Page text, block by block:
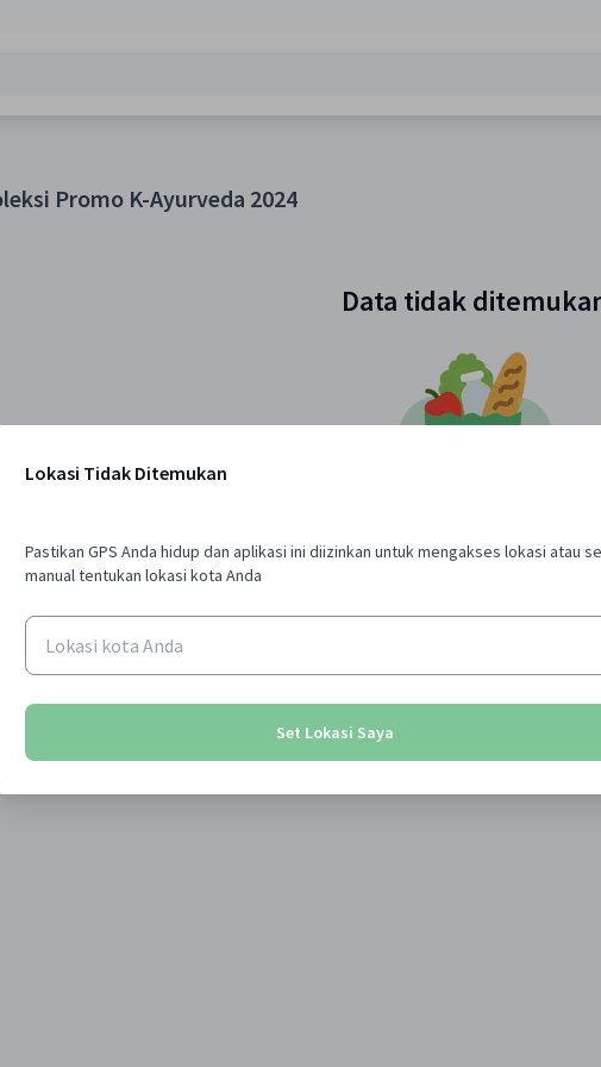
Promo K-Ayurveda 2024
Data tidak
Lokasi Tidak Ditemukan
Pastikan GPS Anda hidup dan aplikasi ini diizinkan untuk mengakses lokasi atau
manual tentukan lokasi kota Anda
Set Lokasi Saya